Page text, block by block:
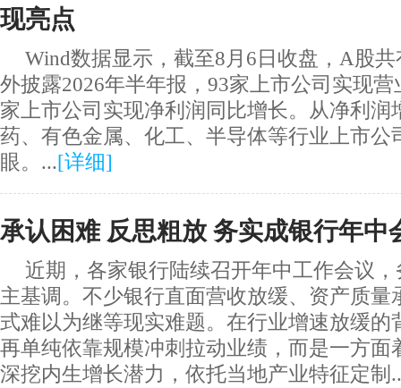
现亮点
Wind数据显示，截至8月6日收盘，A股
外披露2026年半年报，93家上市公司实现
家上市公司实现净利润同比增长。从净利润
药、有色金属、化工、半导体等行业上市公
眼。...[详细]
承认困难 反思粗放 务实成银行年中
近期，各家银行陆续召开年中工作会议
主基调。不少银行直面营收放缓、资产质量
式难以为继等现实难题。在行业增速放缓的
再单纯依靠规模冲刺拉动业绩，而是一方面
深挖内生增长潜力，依托当地产业特征定制